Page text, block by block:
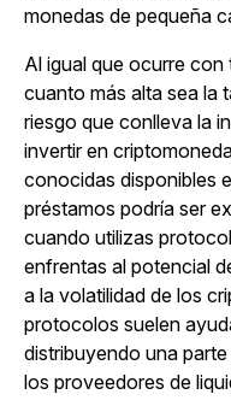
monedas de pequeña
Al igual que ocurre con
cuanto más alta sea la
riesgo que conlleva la
invertir en
conocidas disponibles
préstamos podría ser
cuando utilizas
enfrentas al potencial
a la volatilidad de los
protocolos suelen
distribuyendo una
los proveedores de